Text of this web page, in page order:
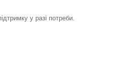
у разі потреби.